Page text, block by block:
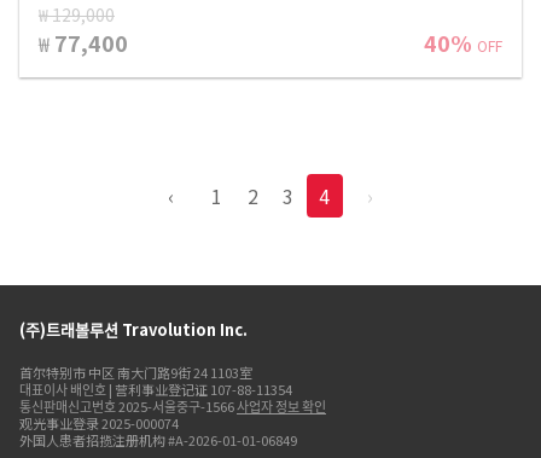
₩ 129,000
₩ 77,400 40% OFF
‹ 1 2 3 4 ›
(주)트래볼루션 Travolution Inc.
首尔特别市 中区 南大门路9街 24 1103室
대표이사 배인호 | 营利事业登记证 107-88-11354
통신판매신고번호 2025-서울중구-1566사업자 정보 확인
观光事业登录 2025-000074
外国人患者招揽注册机构 #A-2026-01-01-06849